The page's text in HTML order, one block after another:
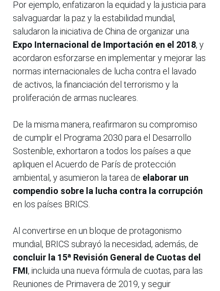
Por ejemplo, enfatizaron la equidad y la justicia para
salvaguardar la paz y la estabilidad mundial,
saludaron la iniciativa de China de organizar una
Expo Internacional de Importación en el 2018, y
acordaron esforzarse en implementar y mejorar las
normas internacionales de lucha contra el lavado
de activos, la financiación del terrorismo y la
proliferación de armas nucleares.
De la misma manera, reafirmaron su compromiso
de cumplir el Programa 2030 para el Desarrollo
Sostenible, exhortaron a todos los países a que
apliquen el Acuerdo de París de protección
ambiental, y asumieron la tarea de elaborar un
compendio sobre la lucha contra la corrupción
en los países BRICS.
Al convertirse en un bloque de protagonismo
mundial, BRICS subrayó la necesidad, además, de
concluir la 15ª Revisión General de Cuotas del
FMI, incluida una nueva fórmula de cuotas, para las
Reuniones de Primavera de 2019, y seguir